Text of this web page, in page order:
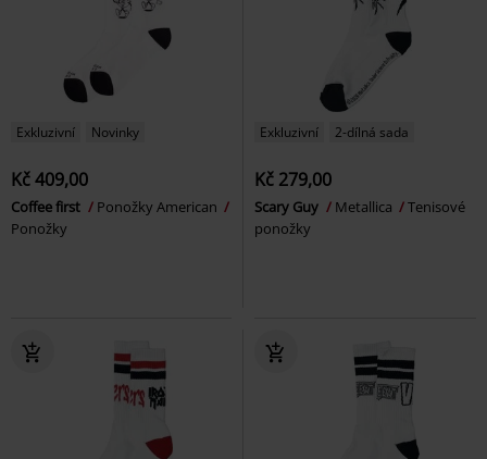
Exkluzivní Novinky
Kč 409,00
Coffee first
Ponožky American
Ponožky
Exkluzivní 2-dílná sada
Kč 279,00
Scary Guy Metallica
Tenisové
ponožky